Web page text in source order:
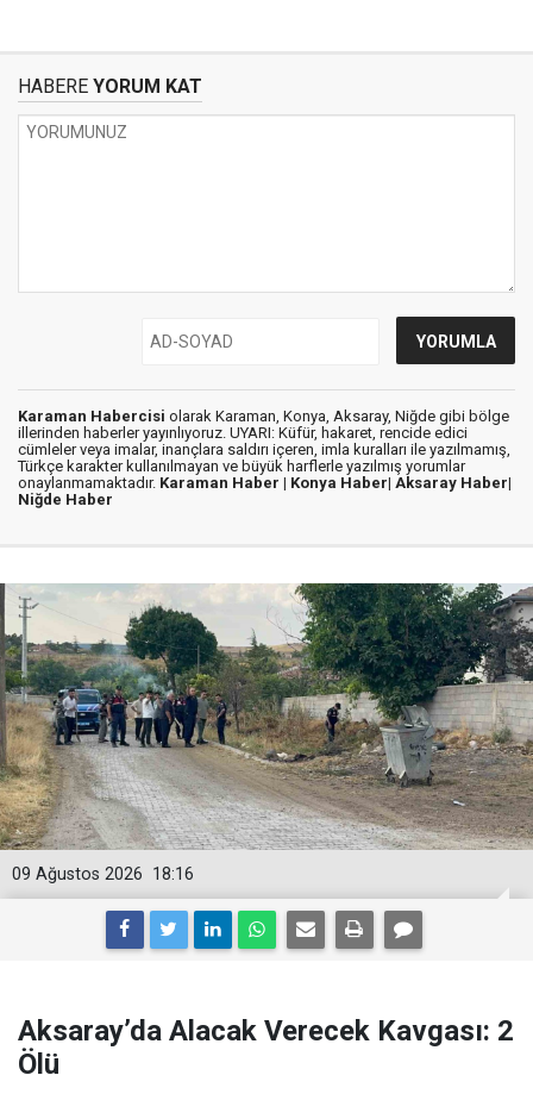
HABERE YORUM KAT
Karaman Habercisi olarak Karaman, Konya, Aksaray, Niğde gibi bölge
illerinden haberler yayınlıyoruz. UYARI: Küfür, hakaret, rencide edici
cümleler veya imalar, inançlara saldırı içeren, imla kuralları ile yazılmamış,
Türkçe karakter kullanılmayan ve büyük harflerle yazılmış yorumlar
onaylanmamaktadır. Karaman Haber | Konya Haber| Aksaray Haber|
Niğde Haber
18:16
09 Ağustos 2026
Aksaray’da Alacak Verecek Kavgası: 2
Ölü